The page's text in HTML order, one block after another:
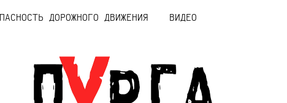
ДОРОЖНОГО ДВИЖЕНИЯ ВИДЕО